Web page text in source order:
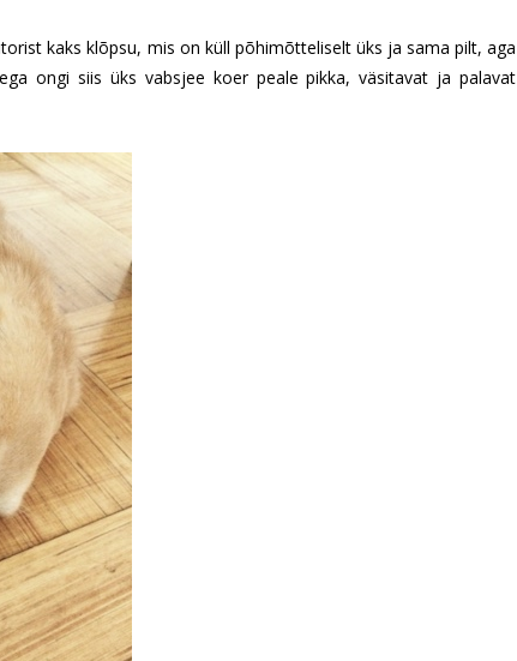
kaks klõpsu, mis on küll põhimõtteliselt üks ja sama pilt, aga
ongi siis üks vabsjee koer peale pikka, väsitavat ja palavat